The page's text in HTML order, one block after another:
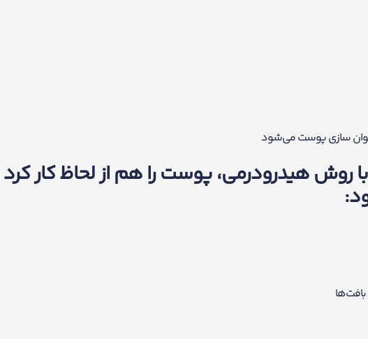
سازی پوست می‌شود
هیدرودرمی، پوست را هم از لحاظ کار